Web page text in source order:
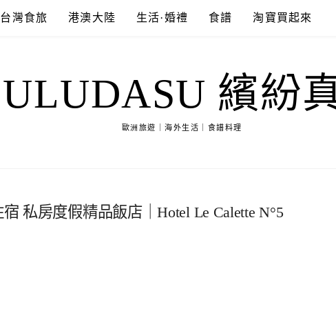
台灣食旅 港澳大陸 生活·婚禮 食譜 淘寶買起來
繽紛
歐洲旅遊｜海外生活｜食譜料理
私房度假精品飯店｜Hotel Le Calette N°5